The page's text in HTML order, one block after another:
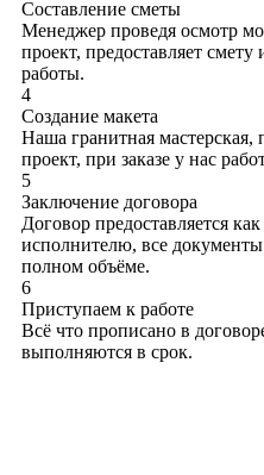
Составление сметы
Менеджер проведя осмотр
проект, предоставляет
работы.
4
Создание макета
Наша гранитная мастерская,
проект, при заказе у нас
5
Заключение договора
Договор предоставляется как
исполнителю, все
полном объёме.
6
Приступаем к работе
Всё что прописано в
выполняются в срок.